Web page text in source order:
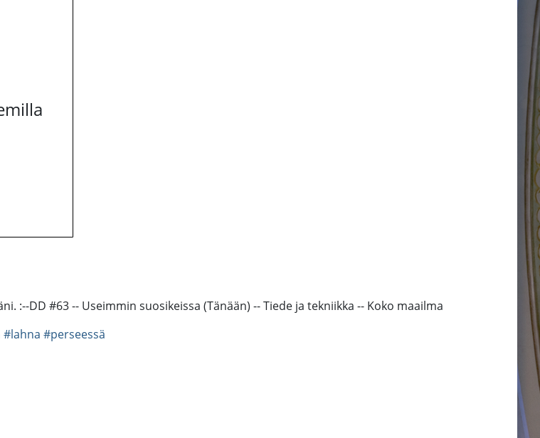
:--DD #63 -- Useimmin suosikeissa (Tänään) -- Tiede ja tekniikka -- Koko maailma
#lahna #perseessä